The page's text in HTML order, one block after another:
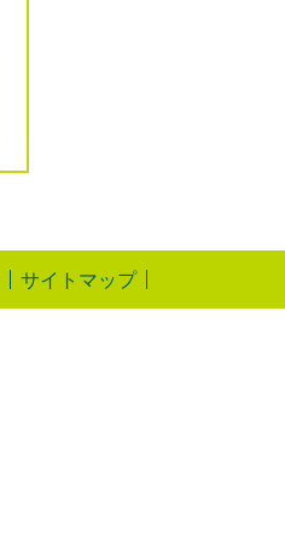
サイトマップ